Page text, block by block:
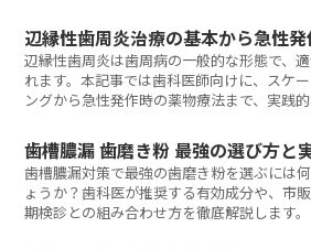
辺縁性歯周炎治療の基本から急性
辺縁性歯周炎は歯周病の一般的な形態で、
れます。本記事では歯科医師向けに、スケ
ングから急性発作時の薬物療法まで、実践
歯槽膿漏 歯磨き粉 最強の選び方と
歯槽膿漏対策で最強の歯磨き粉を選ぶには
ょうか？歯科医が推奨する有効成分や、市
期検診との組み合わせ方を徹底解説します。